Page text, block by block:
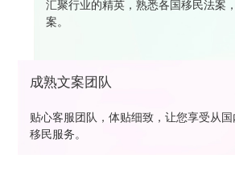
汇聚行业的精英，熟悉各国移民法案
案。
成熟文案团队
贴心客服团队，体贴细致，让您享受从
移民服务。